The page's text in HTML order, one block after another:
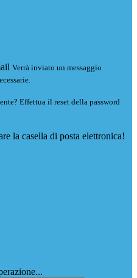
Verrà inviato un messaggio
Effettua il reset della password
la casella di posta elettronica!